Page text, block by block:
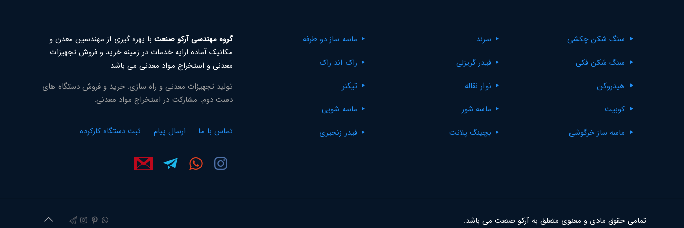
سنگ شکن چکشی
سنگ شکن فکی
هیدروکن
کوبیت
ماسه ساز خرگوشی
سرند
فیدر گریزلی
نوار نقاله
ماسه شور
بچینگ پلانت
ماسه ساز دو طرفه
راک اند راک
تیکنر
ماسه شویی
فیدر زنجیری
گروه مهندسی آرکو صنعت با بهره گیری از مهندسین معدن و
مکانیک آماده ارایه خدمات در زمینه خرید و فروش تجهیزات
معدنی و استخراج مواد معدنی می باشد
تولید تجهیزات معدنی و راه سازی. خرید و فروش دستگاه های
دست دوم. مشارکت در استخراج مواد معدنی.
تماس با ما ارسال پیام ثبت دستگاه کارکرده
تمامی حقوق مادی و معنوی متعلق به آرکو صنعت می باشد.